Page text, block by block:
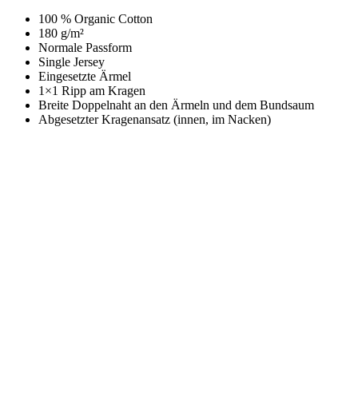
100 % Organic Cotton
180 g/m²
Normale Passform
Single Jersey
Eingesetzte Ärmel
1×1 Ripp am Kragen
Breite Doppelnaht an den Ärmeln und dem Bundsaum
Abgesetzter Kragenansatz (innen, im Nacken)